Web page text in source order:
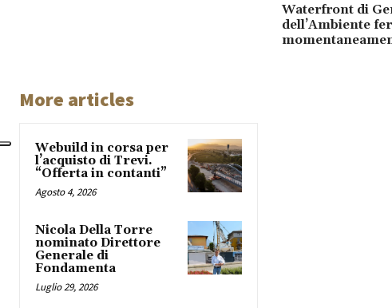
Waterfront di
dell’Ambiente
More articles
Webuild in corsa per
l’acquisto di Trevi.
“Offerta in contanti”
Agosto 4, 2026
Nicola Della Torre
nominato Direttore
Generale di
Fondamenta
Luglio 29, 2026